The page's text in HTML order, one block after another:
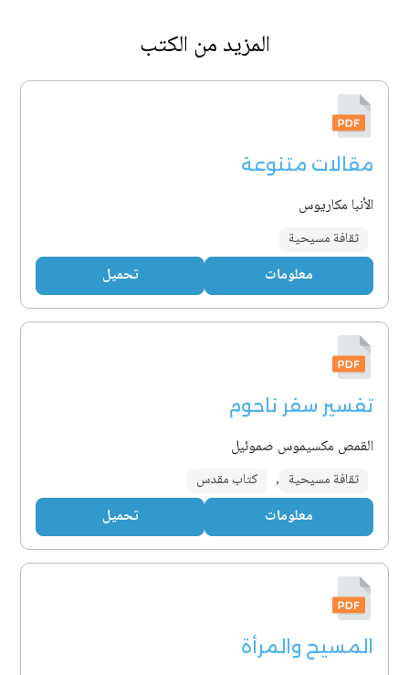
المزيد من الكتب
مقالات متنوعة
الأنبا مكاريوس
ثقافة مسيحية
معلومات تحميل
تفسير سفر ناحوم
القمص مكسيموس صموئيل
ثقافة مسيحية , كتاب مقدس
معلومات تحميل
المسيح والمرأة